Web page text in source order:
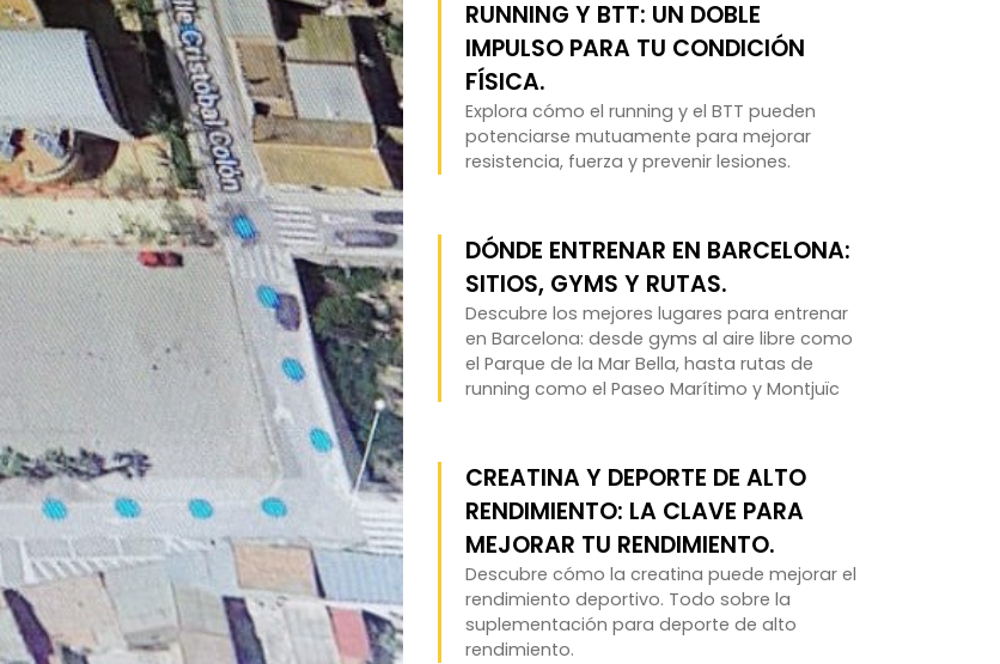
RUNNING Y BTT: UN DOBLE
IMPULSO PARA TU CONDICIÓN
FÍSICA.
Explora cómo el running y el BTT pueden
potenciarse mutuamente para mejorar
resistencia, fuerza y prevenir lesiones.
DÓNDE ENTRENAR EN BARCELONA:
SITIOS, GYMS Y RUTAS.
Descubre los mejores lugares para entrenar
en Barcelona: desde gyms al aire libre como
el Parque de la Mar Bella, hasta rutas de
running como el Paseo Marítimo y Montjuïc
CREATINA Y DEPORTE DE ALTO
RENDIMIENTO: LA CLAVE PARA
MEJORAR TU RENDIMIENTO.
Descubre cómo la creatina puede mejorar el
rendimiento deportivo. Todo sobre la
suplementación para deporte de alto
rendimiento.